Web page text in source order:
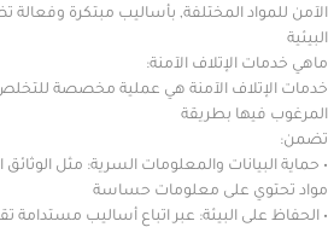
المختلفة, بأساليب مبتكرة وفعالة تضمن
الإتلاف الآمنة:
الآمنة هي عملية مخصصة للتخلص من
بطريقة
والمعلومات السرية: مثل الوثائق الورقية ,
على معلومات حساسة
البيئة: عبر اتباع أساليب مستدامة تقلل الأثر